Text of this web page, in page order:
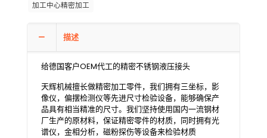
加工中心精密加工
描述
给德国客户OEM代工的精密不锈钢液压接头
天辉机械擅长做精密加工零件，我们拥有三坐标，影
像仪，偏摆检测仪等先进尺寸检验设备，能够确保产
品具有相当精准的尺寸。我们坚持使用国内一流钢材
厂生产的原材料，保证精密零件的材质，同时拥有光
谱仪，金相分析，磁粉探伤等设备来检验材质